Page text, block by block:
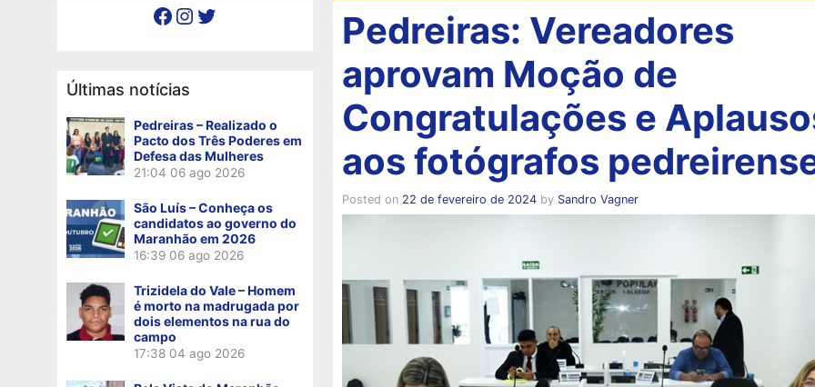
Facebook Instagram Twitter
Últimas notícias
Pedreiras – Realizado o
Pacto dos Três Poderes em
Defesa das Mulheres
21:04 06 ago 2026
São Luís – Conheça os
candidatos ao governo do
Maranhão em 2026
16:39 06 ago 2026
Trizidela do Vale – Homem
é morto na madrugada por
dois elementos na rua do
campo
17:38 04 ago 2026
Pedreiras: Vereadores
aprovam Moção de
Congratulações e
aos fotógrafos
Posted on 22 de fevereiro de 2024by Sandro Vagner